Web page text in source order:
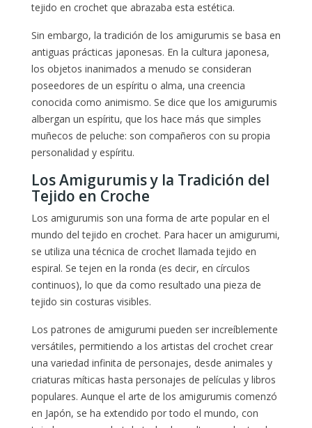
tejido en crochet que abrazaba esta estética.
Sin embargo, la tradición de los amigurumis se basa en
antiguas prácticas japonesas. En la cultura japonesa,
los objetos inanimados a menudo se consideran
poseedores de un espíritu o alma, una creencia
conocida como animismo. Se dice que los amigurumis
albergan un espíritu, que los hace más que simples
muñecos de peluche: son compañeros con su propia
personalidad y espíritu.
Los Amigurumis y la Tradición del
Tejido en Croche
Los amigurumis son una forma de arte popular en el
mundo del tejido en crochet. Para hacer un amigurumi,
se utiliza una técnica de crochet llamada tejido en
espiral. Se tejen en la ronda (es decir, en círculos
continuos), lo que da como resultado una pieza de
tejido sin costuras visibles.
Los patrones de amigurumi pueden ser increíblemente
versátiles, permitiendo a los artistas del crochet crear
una variedad infinita de personajes, desde animales y
criaturas míticas hasta personajes de películas y libros
populares. Aunque el arte de los amigurumis comenzó
en Japón, se ha extendido por todo el mundo, con